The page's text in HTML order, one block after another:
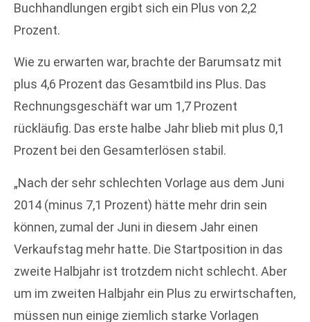
Buchhandlungen ergibt sich ein Plus von 2,2
Prozent.
Wie zu erwarten war, brachte der Barumsatz mit
plus 4,6 Prozent das Gesamtbild ins Plus. Das
Rechnungsgeschäft war um 1,7 Prozent
rückläufig. Das erste halbe Jahr blieb mit plus 0,1
Prozent bei den Gesamterlösen stabil.
„Nach der sehr schlechten Vorlage aus dem Juni
2014 (minus 7,1 Prozent) hätte mehr drin sein
können, zumal der Juni in diesem Jahr einen
Verkaufstag mehr hatte. Die Startposition in das
zweite Halbjahr ist trotzdem nicht schlecht. Aber
um im zweiten Halbjahr ein Plus zu erwirtschaften,
müssen nun einige ziemlich starke Vorlagen